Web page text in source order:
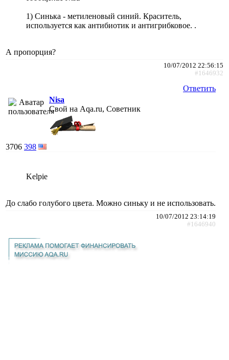
1) Синька - метиленовый синий. Краситель,
используется как антибиотик и антигрибковое. .
А пропорция?
10/07/2012 22:56:15
#1646932
Ответить
Nisa
Свой на Aqa.ru, Советник
3706 398
Kelpie
До слабо голубого цвета. Можно синьку и не использовать.
10/07/2012 23:14:19
#1646940